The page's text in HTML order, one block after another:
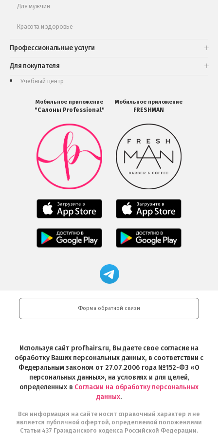
Для мужчин
Красота и здоровье
Профессиональные услуги
Для покупателя
Учебный центр
Мобильное приложение
"Салоны Professional"
Мобильное
приложение
Салоны
Professional
загрузить
в
Google
Мобильное
приложение
Professional
загрузить
Мобильное
приложение
Professional
загрузить
Play
Мобильное приложение
FRESHMAN
Мобильное
приложение
FRESHMAN
в
Google
Play
Мобильное
приложение
загрузить
в
Мобильное
приложение
Магазин
профессиональной
Professional
и
Интернет-
Telegram
Форма обратной связи
Используя сайт profhairs.ru, Вы даете свое согласие на
обработку Ваших персональных данных, в соответствии с
Федеральным законом от 27.07.2006 года №152-ФЗ «О
персональных данных», на условиях и для целей,
определенных в Согласии на обработку персональных
данных.
Вся информация на сайте носит справочный характер и не
является публичной офертой, определяемой положениями
Статьи 437 Гражданского кодекса Российской Федерации.